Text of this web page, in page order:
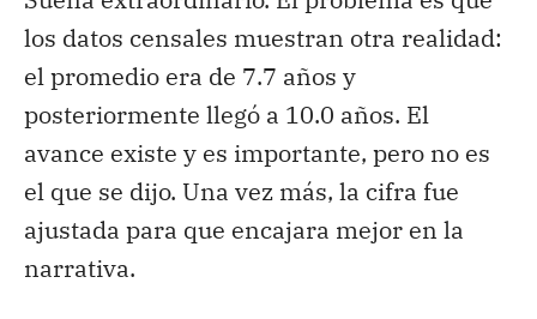
los datos censales muestran otra realidad:
el promedio era de 7.7 años y
posteriormente llegó a 10.0 años. El
avance existe y es importante, pero no es
el que se dijo. Una vez más, la cifra fue
ajustada para que encajara mejor en la
narrativa.